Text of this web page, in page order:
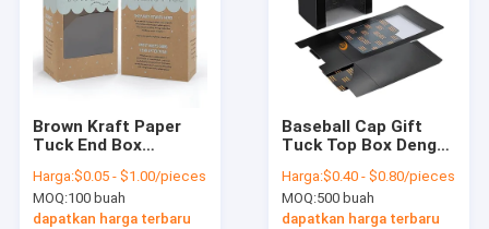
Tentang Kami
Tur Pabrik
Berita
Brown Kraft Paper
Tuck End Box
Folder Jendela PVC
yang Jelas
Harga:$0.05 - $1.00/pieces
MOQ:100 buah
dapatkan harga terbaru
Baseball Cap Gift
Tuck Top Box Dengan
Dan Laminasi Glossy
Harga:$0.40 - $0.80/pieces
MOQ:500 buah
dapatkan harga terbaru